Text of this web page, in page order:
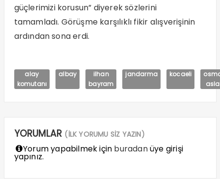
güçlerimizi korusun” diyerek sözlerini
tamamladı. Görüşme karşılıklı fikir alışverişinin
ardından sona erdi.
alay
komutanı
albay
ilhan
bayram
jandarma kocaeli
YORUMLAR (İLK YORUMU SİZ YAZIN)
Yorum yapabilmek için buradanüye girişi
yapınız.